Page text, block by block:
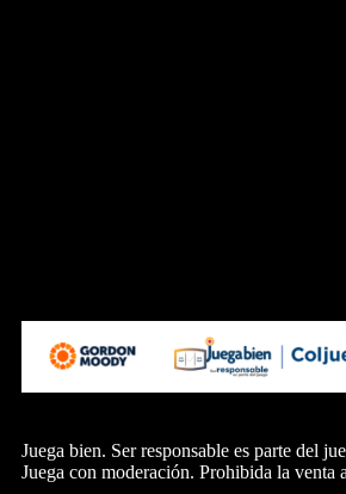
Juega bien. Ser responsable es parte del
Juega con moderación. Prohibida la venta